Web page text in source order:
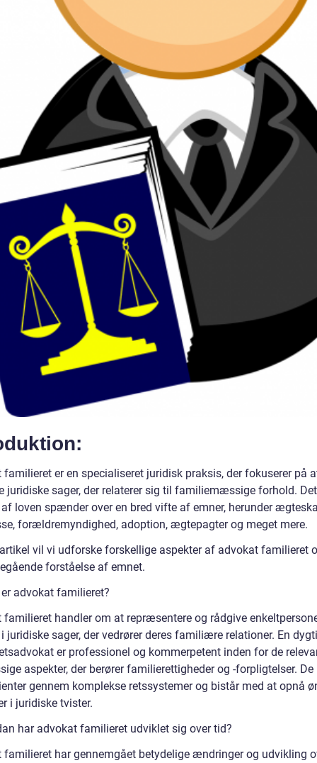
familieret er en specialiseret juridisk praksis, der fokuserer på
juridiske sager, der relaterer sig til familiemæssige forhold.
loven spænder over en bred vifte af emner, herunder
forældremyndighed, adoption, ægtepagter og meget mere.
vil vi udforske forskellige aspekter af advokat familieret
forståelse af emnet.
advokat familieret?
familieret handler om at repræsentere og rådgive
juridiske sager, der vedrører deres familiære relationer. En
er professionel og kommerpetent inden for de
aspekter, der berører familierettigheder og -forpligtelser.
gennem komplekse retssystemer og bistår med at opnå
i juridiske tvister.
har advokat familieret udviklet sig over tid?
familieret har gennemgået betydelige ændringer og udvikling